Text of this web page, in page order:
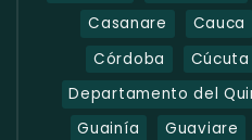
Casanare
Cauca
Córdoba
Cúcuta
Departamento del
Guainía
Guaviare